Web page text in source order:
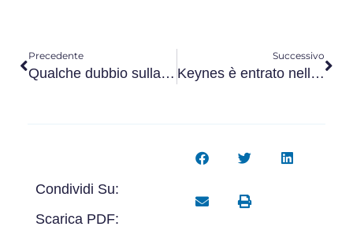
Precedente
Qualche dubbio sulla effettiva innovativita’
Successivo
Keynes è entrato nell’accordo di governo in Germania
Condividi Su:
Scarica PDF: